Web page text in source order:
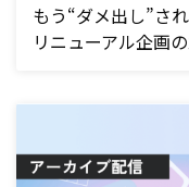
もう“ダメ出し”さ
リニューアル企画